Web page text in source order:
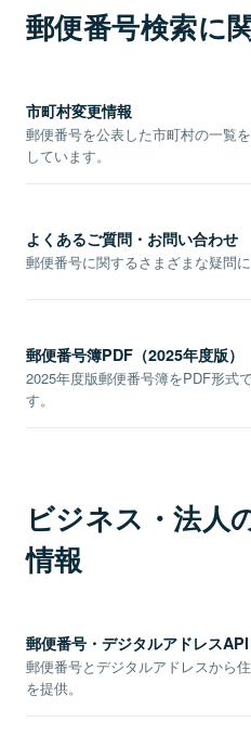
郵便番号検索に
市町村変更情報
郵便番号を公表した市町村の一覧
しています。
よくあるご質問・お問い合わせ
郵便番号に関するさまざまな疑問に
郵便番号簿PDF（2025年度版）
2025年度版郵便番号簿をPDF形式
す。
ビジネス・法人
情報
郵便番号・デジタルアドレスAPI
郵便番号とデジタルアドレスから
を提供。